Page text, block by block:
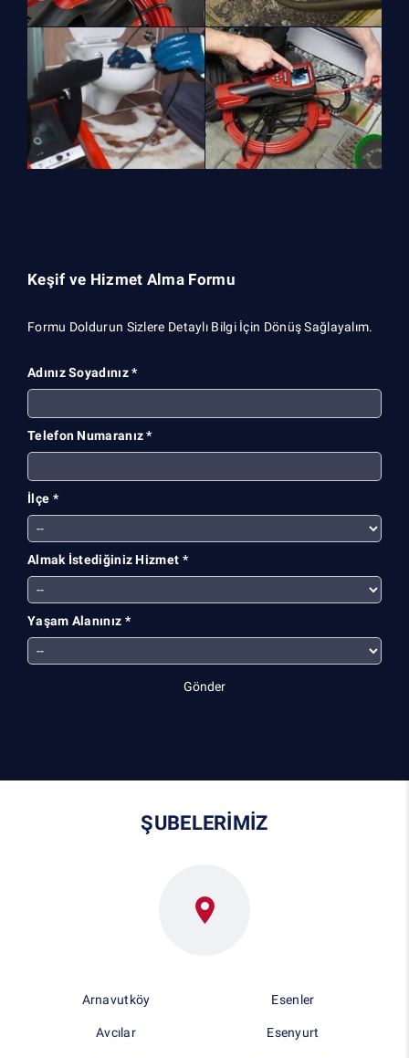
Keşif ve Hizmet Alma Formu
Formu Doldurun Sizlere Detaylı Bilgi İçin Dönüş Sağlayalım.
Adınız Soyadınız *
Telefon Numaranız *
İlçe *
Almak İstediğiniz Hizmet *
Yaşam Alanınız *
Gönder
ŞUBELERİMİZ
Arnavutköy Esenler
Avcılar Esenyurt